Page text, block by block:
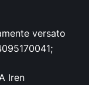
versato
Iren